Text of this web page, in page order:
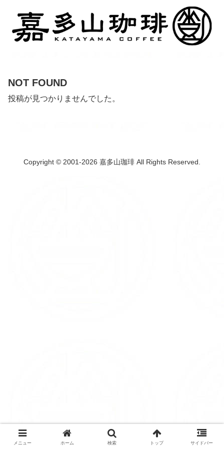
NOT FOUND
投稿が見つかりませんでした。
Copyright © 2001-2026 嘉多山珈琲 All Rights Reserved.
メニュー ホーム 検索 トップ サイドバー